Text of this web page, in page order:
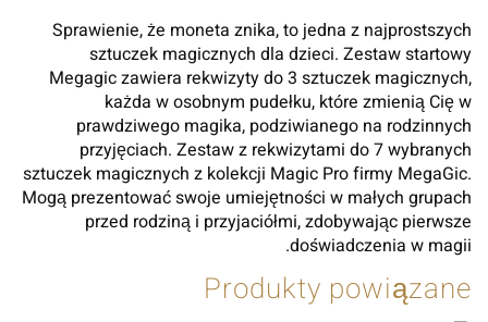
Sprawienie, że moneta znika, to jedna z najprostszych
sztuczek magicznych dla dzieci. Zestaw startowy
Megagic zawiera rekwizyty do 3 sztuczek magicznych,
każda w osobnym pudełku, które zmienią Cię w
prawdziwego magika, podziwianego na rodzinnych
przyjęciach. Zestaw z rekwizytami do 7 wybranych
sztuczek magicznych z kolekcji Magic Pro firmy MegaGic.
Mogą prezentować swoje umiejętności w małych grupach
przed rodziną i przyjaciółmi, zdobywając pierwsze
doświadczenia w magii.
Produkty powiązane